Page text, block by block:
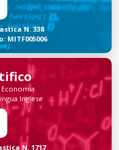
N. 338
MITF005006
Inglese
N. 1717